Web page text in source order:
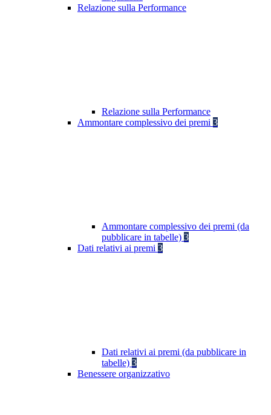
Relazione sulla Performance
Relazione sulla Performance
Ammontare complessivo dei premi 3
Ammontare complessivo dei premi (da
pubblicare in tabelle) 3
Dati relativi ai premi 3
Dati relativi ai premi (da pubblicare in
tabelle) 3
Benessere organizzativo